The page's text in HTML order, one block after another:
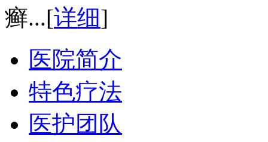
癣...[详细]
医院简介
特色疗法
医护团队